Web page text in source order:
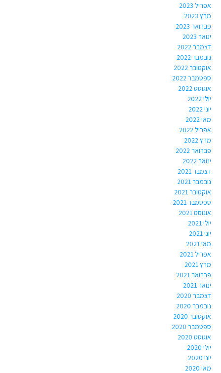
אפריל 2023
מרץ 2023
פברואר 2023
ינואר 2023
דצמבר 2022
נובמבר 2022
אוקטובר 2022
ספטמבר 2022
אוגוסט 2022
יולי 2022
יוני 2022
מאי 2022
אפריל 2022
מרץ 2022
פברואר 2022
ינואר 2022
דצמבר 2021
נובמבר 2021
אוקטובר 2021
ספטמבר 2021
אוגוסט 2021
יולי 2021
יוני 2021
מאי 2021
אפריל 2021
מרץ 2021
פברואר 2021
ינואר 2021
דצמבר 2020
נובמבר 2020
אוקטובר 2020
ספטמבר 2020
אוגוסט 2020
יולי 2020
יוני 2020
מאי 2020